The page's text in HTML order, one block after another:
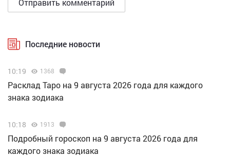
Последние новости
10:19 1368
Расклад Таро на 9 августа 2026 года для каждого
знака зодиака
10:18 1913
Подробный гороскоп на 9 августа 2026 года для
каждого знака зодиака